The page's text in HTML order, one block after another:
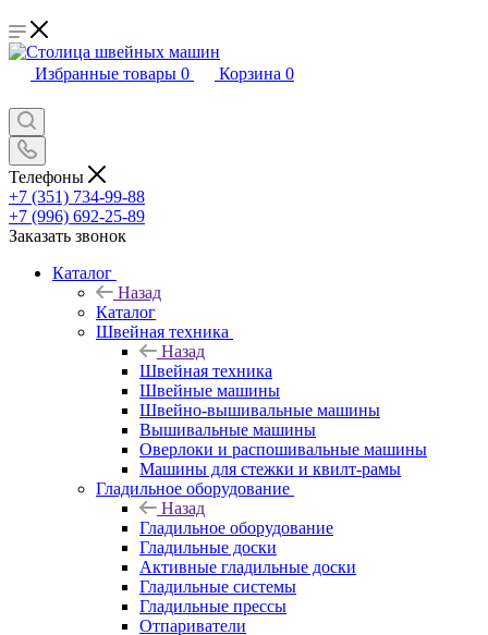
Избранные товары 0 Корзина 0
Телефоны
+7 (351) 734-99-88
+7 (996) 692-25-89
Заказать звонок
Каталог
Назад
Каталог
Швейная техника
Назад
Швейная техника
Швейные машины
Швейно-вышивальные машины
Вышивальные машины
Оверлоки и распошивальные машины
Машины для стежки и квилт-рамы
Гладильное оборудование
Назад
Гладильное оборудование
Гладильные доски
Активные гладильные доски
Гладильные системы
Гладильные прессы
Отпариватели